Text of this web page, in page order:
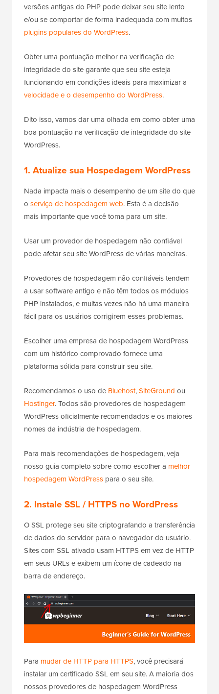
versões antigas do PHP pode deixar seu site lento
e/ou se comportar de forma inadequada com muitos
plugins populares do WordPress.
Obter uma pontuação melhor na verificação de
integridade do site garante que seu site esteja
funcionando em condições ideais para maximizar a
velocidade e o desempenho do WordPress.
Dito isso, vamos dar uma olhada em como obter uma
boa pontuação na verificação de integridade do site
WordPress.
1. Atualize sua Hospedagem WordPress
Nada impacta mais o desempenho de um site do que
o serviço de hospedagem web. Esta é a decisão
mais importante que você toma para um site.
Usar um provedor de hospedagem não confiável
pode afetar seu site WordPress de várias maneiras.
Provedores de hospedagem não confiáveis tendem
a usar software antigo e não têm todos os módulos
PHP instalados, e muitas vezes não há uma maneira
fácil para os usuários corrigirem esses problemas.
Escolher uma empresa de hospedagem WordPress
com um histórico comprovado fornece uma
plataforma sólida para construir seu site.
Recomendamos o uso de Bluehost,SiteGround ou
Hostinger. Todos são provedores de hospedagem
WordPress oficialmente recomendados e os maiores
nomes da indústria de hospedagem.
Para mais recomendações de hospedagem, veja
nosso guia completo sobre como escolher a melhor
hospedagem WordPress para o seu site.
2. Instale SSL / HTTPS no WordPress
O SSL protege seu site criptografando a transferência
de dados do servidor para o navegador do usuário.
Sites com SSL ativado usam HTTPS em vez de HTTP
em seus URLs e exibem um ícone de cadeado na
barra de endereço.
Para mudar de HTTP para HTTPS, você precisará
instalar um certificado SSL em seu site. A maioria dos
nossos provedores de hospedagem WordPress